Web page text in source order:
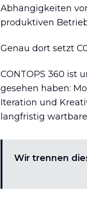
Abhängigkeiten
produktiven
Genau dort setzt
CONTOPS 360 ist
gesehen haben:
Iteration und
langfristig
Wir trennen